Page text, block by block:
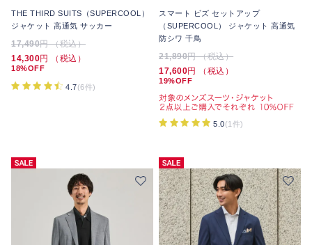
THE THIRD SUITS（SUPERCOOL）
ジャケット 高通気 サッカー
17,490円 （税込）
14,300円 （税込）
18%OFF
4.7(6件)
スマート ビズ セットアップ
（SUPERCOOL） ジャケット 高通気
防シワ 千鳥
21,890円 （税込）
17,600円 （税込）
19%OFF
5.0(1件)